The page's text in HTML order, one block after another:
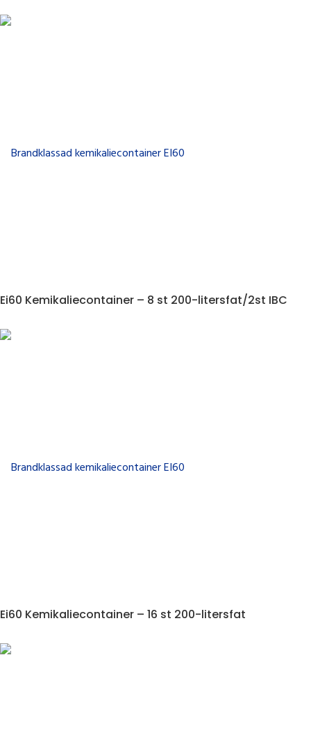
Ei60 Kemikaliecontainer – 8 st 200-litersfat/2st IBC
Ei60 Kemikaliecontainer – 16 st 200-litersfat